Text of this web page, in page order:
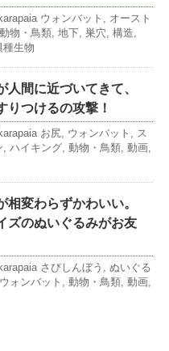
karapaia ウォンバット , オースト
動物・鳥類, 地下, 巣穴, 構造,
種生物
人間に近づいてきて、
りつけるの攻撃！
karapaia お尻, ウォンバット , ス
, ハイキング, 動物・鳥類, 動画,
相変わらずかわいい。
ズのぬいぐるみがお友
karapaia さびしんぼう , ぬいぐる
ウォンバット , 動物・鳥類, 動画,